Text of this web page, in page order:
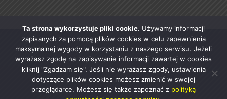
Ta strona wykorzystuje pliki cookie. Używamy informacji
zapisanych za pomocą plików cookies w celu zapewnienia
maksymalnej wygody w korzystaniu z naszego serwisu. Jeżeli
wyrażasz zgodę na zapisywanie informacji zawartej w cookies
kliknij "Zgadzam się". Jeśli nie wyrażasz zgody, ustawienia
dotyczące plików cookies możesz zmienić w swojej
przeglądarce. Możesz się także zapoznać z polityką